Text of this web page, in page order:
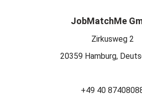
JobMatchMe
Zirkusweg 2
20359 Hamburg,
+49 40